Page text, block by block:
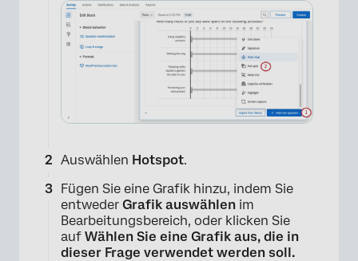
×
Auswählen Hotspot.
Fügen Sie eine Grafik hinzu, indem Sie
entweder Grafik auswählen im
Bearbeitungsbereich, oder klicken Sie
auf Wählen Sie eine Grafik aus, die in
dieser Frage verwendet werden soll.